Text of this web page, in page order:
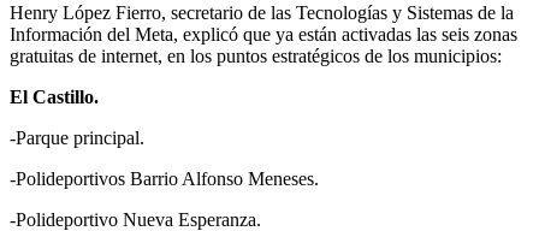
Henry López Fierro, secretario de las Tecnologías y Sistemas de la
Información del Meta, explicó que ya están activadas las seis zonas
gratuitas de internet, en los puntos estratégicos de los municipios:
El Castillo.
-Parque principal.
-Polideportivos Barrio Alfonso Meneses.
-Polideportivo Nueva Esperanza.